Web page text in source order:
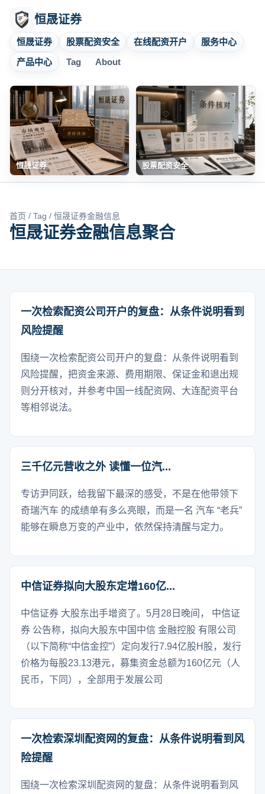
恒晟证券
恒晟证券 股票配资安全 在线配资开户
服务中心
产品中心
Tag About
恒晟证券 股票配资安全
首页 / Tag / 恒晟证券金融信息
恒晟证券金融信息聚合
一次检索配资公司开户的复盘：从条件说明看到
风险提醒
围绕一次检索配资公司开户的复盘：从条件说明看到
风险提醒，把资金来源、费用期限、保证金和退出规
则分开核对，并参考中国一线配资网、大连配资平台
等相邻说法。
三千亿元营收之外 读懂一位汽...
专访尹同跃，给我留下最深的感受，不是在他带领下
奇瑞汽车 的成绩单有多么亮眼，而是一名 汽车 “老兵”
能够在瞬息万变的产业中，依然保持清醒与定力。
中信证券拟向大股东定增160亿...
中信证券 大股东出手增资了。5月28日晚间， 中信证
券 公告称，拟向大股东中国中信 金融控股 有限公司
（以下简称“中信金控”）定向发行7.94亿股H股，发行
价格为每股23.13港元，募集资金总额为160亿元（人
民币，下同），全部用于发展公司
一次检索深圳配资网的复盘：从条件说明看到风
险提醒
围绕一次检索深圳配资网的复盘：从条件说明看到风